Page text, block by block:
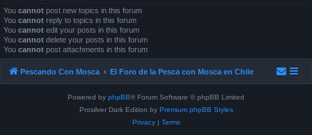
You cannot post new topics in this forum
You cannot reply to topics in this forum
You cannot edit your posts in this forum
You cannot delete your posts in this forum
You cannot post attachments in this forum
Pescando Con Mosca El Foro de la Pesca con Mosca en Chile
Powered by phpBB® Forum Software © phpBB Limited
Prosilver Dark Edition by Premium phpBB Styles
Privacy| Terms